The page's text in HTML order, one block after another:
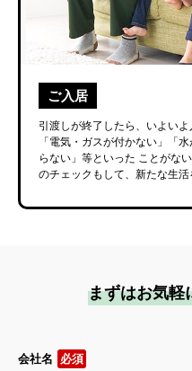
ご入居
引渡しが終了したら、いよいよ
「電気・ガスが付かない」「
らない」等といった ことがな
のチェックもして、新たな生活
まずはお気軽
会社名 必須